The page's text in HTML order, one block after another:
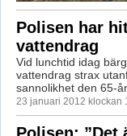
Polisen har
vattendrag
Vid lunchtid idag
vattendrag strax
sannolikhet den 65-
23 januari 2012 klockan